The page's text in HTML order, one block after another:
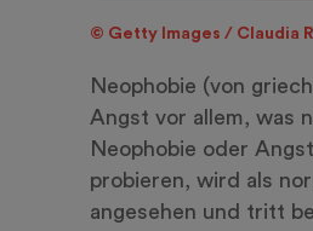
© Getty Images / Claudia
Neophobie (von
Angst vor allem, was
Neophobie oder
probieren, wird als
angesehen und tritt